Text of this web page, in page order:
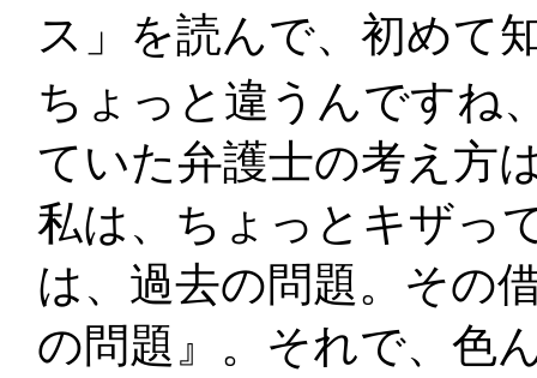
ス」を読んで、初めて
ちょっと違うんですね
ていた弁護士の考え方
私は、ちょっとキザっ
は、過去の問題。その
の問題』。それで、色